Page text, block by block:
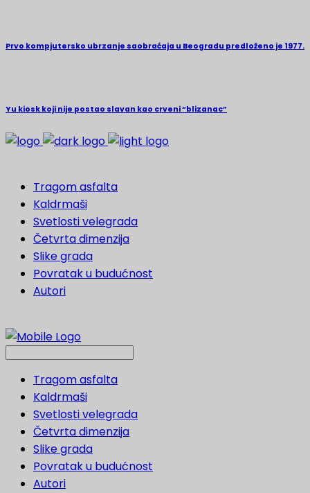
Prvo kompjutersko ubrzanje saobraćaja u Beogradu predloženo je 1977.
Yu kiosk koji nije postao slavan kao crveni “blizanac”
Tragom asfalta
Kaldrmaši
Svetlosti velegrada
Četvrta dimenzija
Slike grada
Povratak u budućnost
Autori
Tragom asfalta
Kaldrmaši
Svetlosti velegrada
Četvrta dimenzija
Slike grada
Povratak u budućnost
Autori